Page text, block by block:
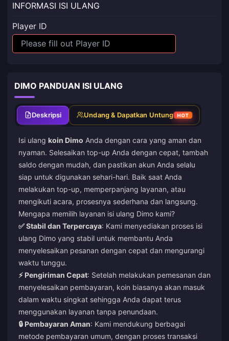
INFORMASI ISI ULANG
Player ID
DIMO PANDUAN ISI ULANG
Deskripsi Undang & Dapatkan Untung HOT
Isi ulang koin Dimo Anda dengan cara yang aman dan
nyaman. Selesaikan top-up Anda dengan cepat, tambah
saldo dengan mudah, dan pastikan akun Anda selalu
siap untuk digunakan sehari-hari. Baik saat Anda
melakukan top-up, memperpanjang layanan, atau
mengikuti acara, prosesnya sederhana dan langsung.
Mengapa memilih layanan isi ulang Dimo kami?
✅ Stabil dan Terpercaya: Kami menyediakan proses isi
ulang Dimo yang stabil untuk membantu Anda
menyelesaikan pesanan dengan cepat dan mengurangi
waktu tunggu.
⚡ Pengiriman Cepat: Setelah melakukan pemesanan dan
menyelesaikan pembayaran, koin biasanya akan masuk
dalam waktu singkat sehingga Anda dapat terus
menggunakan layanan tanpa penundaan.
🔒 Pembayaran Aman: Kami mendukung berbagai
metode pembayaran umum, dengan proses transaksi